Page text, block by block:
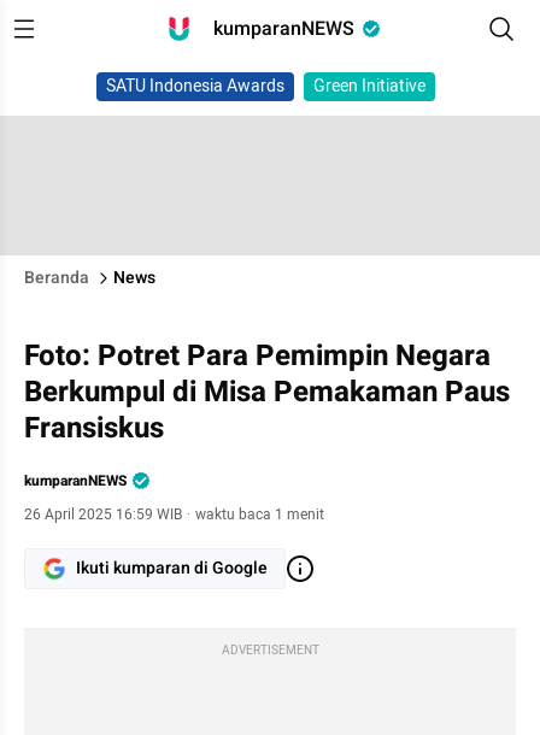
kumparanNEWS
SATU Indonesia Awards Green Initiative
Beranda News
Foto: Potret Para Pemimpin Negara
Berkumpul di Misa Pemakaman Paus
Fransiskus
kumparanNEWS
26 April 2025 16:59 WIB · waktu baca 1 menit
Ikuti kumparan di Google
ADVERTISEMENT